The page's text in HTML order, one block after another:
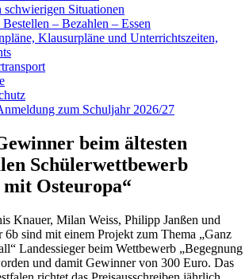
Situationen
– Bezahlen – Essen
Klausurpläne und Unterrichtszeiten,
zum Schuljahr 2026/27
beim ältesten
Schülerwettbewerb
mit Osteuropa“
Knauer, Milan Weiss, Philipp Janßen und
6b sind mit einem Projekt zum Thema „Ganz
Landessieger beim Wettbewerb „Begegnung
und damit Gewinner von 300 Euro. Das